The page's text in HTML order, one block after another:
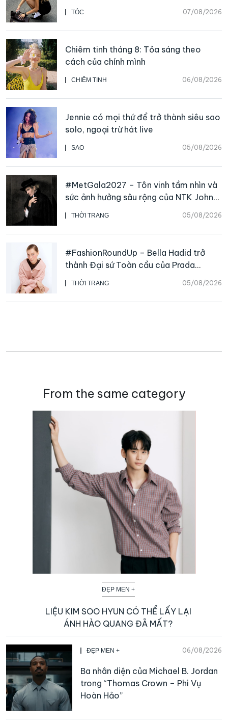
TÓC 07/08/2026
CHIÊM TINH 06/08/2026
Chiêm tinh tháng 8: Tỏa sáng theo
cách của chính mình
SAO 05/08/2026
Jennie có mọi thứ để trở thành siêu sao
solo, ngoại trừ hát live
THỜI TRANG 05/08/2026
#MetGala2027 – Tôn vinh tầm nhìn và
sức ảnh hưởng sâu rộng của NTK John
Galliano
THỜI TRANG 05/08/2026
#FashionRoundUp – Bella Hadid trở
thành Đại sứ Toàn cầu của Prada
Beauty, CHANEL mua lại Charvet
From the same category
ĐẸP MEN +
LIỆU KIM SOO HYUN CÓ THỂ LẤY LẠI
ÁNH HÀO QUANG ĐÃ MẤT?
ĐẸP MEN + 06/08/2026
Ba nhân diện của Michael B. Jordan
trong “Thomas Crown – Phi Vụ
Hoàn Hảo”